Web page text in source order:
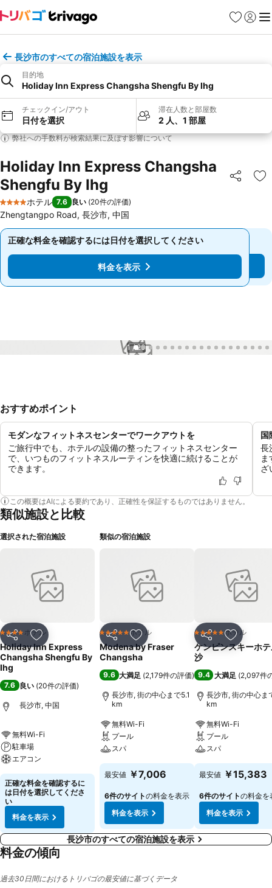
お気に入り
ログイ
メ
長沙市のすべての宿泊施設を表示
目的地
Holiday Inn Express Changsha Shengfu By Ihg
チェックイン/アウト
日付を選択
滞在人数と部屋数
2 人、1 部屋
弊社への手数料が検索結果に及ぼす影響について
Holiday Inn Express Changsha
Shengfu By Ihg
シェア お
4 ホテルのランク
ホテル 7.6 良い (20件の評価)
Zhengtangpo Road, 長沙市, 中国
正確な料金を確認するには日付を選択してください
料金を表示
正確な料金を確認するには日付を選択してください
料金を表示
1 / 20
おすすめポイント
モダンなフィットネスセンターでワークアウトを
ご旅行中でも、ホテルの設備の整ったフィットネスセンター
で、いつものフィットネスルーティンを快適に続けることが
できます。
国
長
ざ
この概要はAIによる要約であり、正確性を保証するものではありません。
類似施設と比較
選択された宿泊施設
シェア お気に入りに追加
4 ホテルのランク
ホテル
Holiday Inn Express
Changsha Shengfu By
Ihg
7.6 良い (20件の評価)
長沙市, 中国
無料Wi-Fi
駐車場
エアコン
正確な料金を確認するに
は日付を選択してくださ
い
料金を表示
類似の宿泊施設
シェア お気に入りに追加
5 ホテルのランク
ホテル
Modena by Fraser
Changsha
9.6 大満足 (2,179件の評価)
長沙市, 街の中心まで5.1
km
無料Wi-Fi
プール
スパ
最安値 ￥7,006
6件のサイトの料金を表示
料金を表示
シェア お気に入
5 ホテルのランク
ホテル
ケンピンスキーホ
沙
9.4 大満足 (2,097件
長沙市, 街の中心ま
km
無料Wi-Fi
プール
スパ
最安値 ￥15,383
6件のサイトの料金を
料金を表示
長沙市のすべての宿泊施設を表示
料金の傾向
過去30日間におけるトリバゴの最安値に基づくデータ